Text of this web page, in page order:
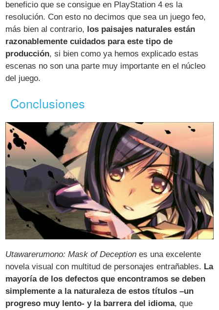
beneficio que se consigue en PlayStation 4 es la
resolución. Con esto no decimos que sea un juego feo,
más bien al contrario, los paisajes naturales están
razonablemente cuidados para este tipo de
producción, si bien como ya hemos explicado estas
escenas no son una parte muy importante en el núcleo
del juego.
Conclusiones
Utawarerumono: Mask of Deception es una excelente
novela visual con multitud de personajes entrañables. La
mayoría de los defectos que encontramos se deben
simplemente a la naturaleza de estos títulos –un
progreso muy lento- y la barrera del idioma, que